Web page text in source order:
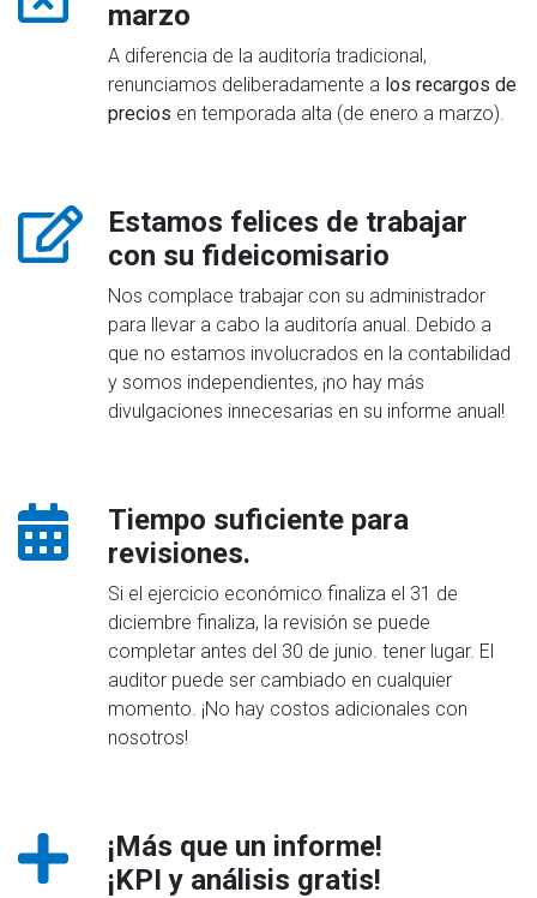
marzo
A diferencia de la auditoría tradicional,
renunciamos deliberadamente a los recargos de
precios en temporada alta (de enero a marzo).
Estamos felices de trabajar
con su fideicomisario
Nos complace trabajar con su administrador
para llevar a cabo la auditoría anual. Debido a
que no estamos involucrados en la contabilidad
y somos independientes, ¡no hay más
divulgaciones innecesarias en su informe anual!
Tiempo suficiente para
revisiones.
Si el ejercicio económico finaliza el 31 de
diciembre finaliza, la revisión se puede
completar antes del 30 de junio. tener lugar. El
auditor puede ser cambiado en cualquier
momento. ¡No hay costos adicionales con
nosotros!
¡Más que un informe!
¡KPI y análisis gratis!